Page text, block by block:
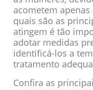
acometem
quais são as
atingem é tão
adotar medidas
identificá-los a
tratamento
Confira as